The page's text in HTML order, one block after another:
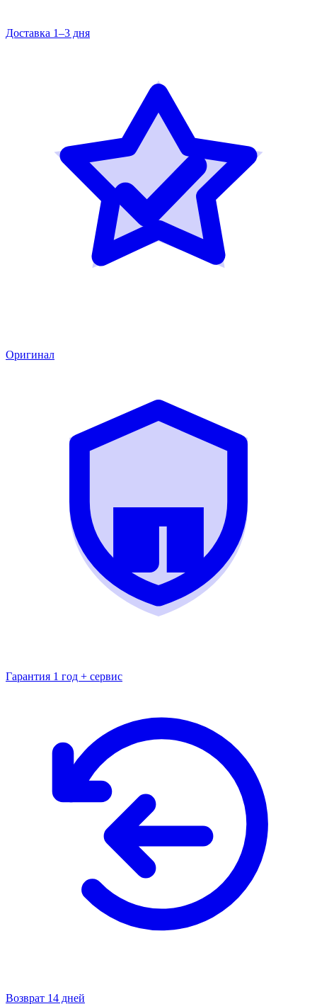
Доставка 1–3 дня
Оригинал
Гарантия 1 год + сервис
Возврат 14 дней